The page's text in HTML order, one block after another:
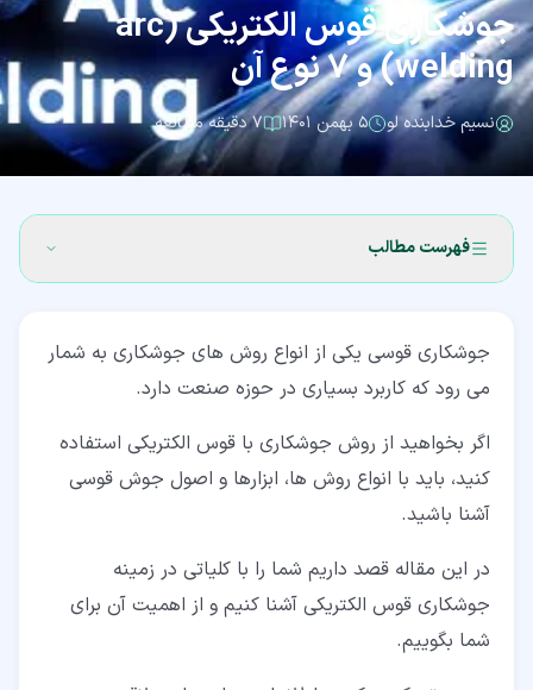
جوشکاری قوس الکتریکی (arc
welding) و 7 نوع آن
نسیم خدابنده لو ۵ بهمن ۱۴۰۱ ۷ دقیقه مطالعه
فهرست مطالب
۲‏- انواع روش های جوشکاری قوسی
۵‏- علت بروز جرقه هنگام جوش با قوس الکتریکی چیست؟
۶‏-‏۱‏- میله فلزی
۶‏-‏۲‏- پوشش الکترود
جوشکاری قوسی یکی از انواع روش های جوشکاری به شمار
می رود که کاربرد بسیاری در حوزه صنعت دارد.
اگر بخواهید از روش جوشکاری با قوس الکتریکی استفاده
کنید، باید با انواع روش ها، ابزارها و اصول جوش قوسی
آشنا باشید.
در این مقاله قصد داریم شما را با کلیاتی در زمینه
جوشکاری قوس الکتریکی آشنا کنیم و از اهمیت آن برای
شما بگوییم.